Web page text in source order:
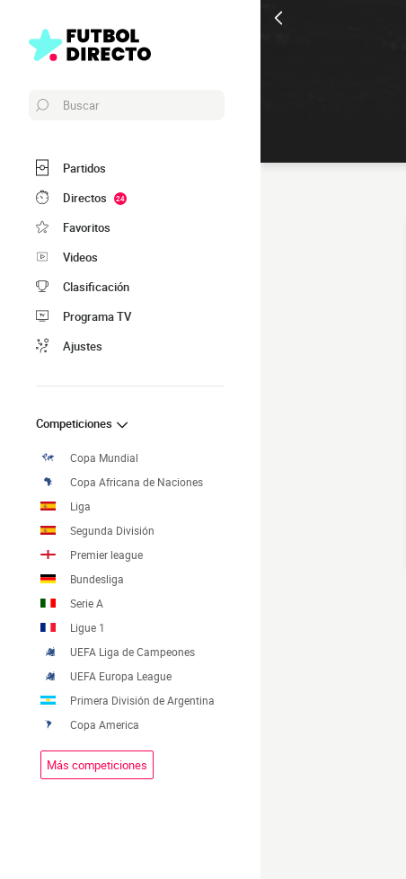
Buscar
Partidos
Directos
24
Favoritos
Videos
Clasificación
Programa TV
Ajustes
Competiciones
Copa Mundial
Copa Africana de Naciones
Liga
Segunda División
Premier league
Bundesliga
Serie A
Ligue 1
UEFA Liga de Campeones
UEFA Europa League
Primera División de Argentina
Copa America
Más competiciones